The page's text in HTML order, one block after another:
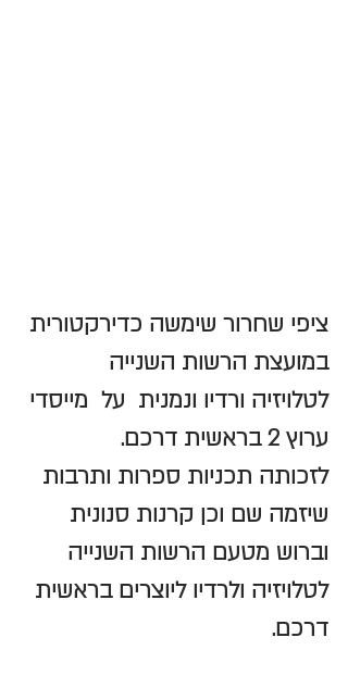
ציפי שחרור שימשה כדירקטורית
במועצת הרשות השנייה
לטלויזיה ורדיו ונמנית  על  מייסדי
ערוץ 2 בראשית דרכם.
לזכותה תכניות ספרות ותרבות
שיזמה שם וכן קרנות סנונית
וברוש מטעם הרשות השנייה
לטלויזיה ולרדיו ליוצרים בראשית
דרכם.